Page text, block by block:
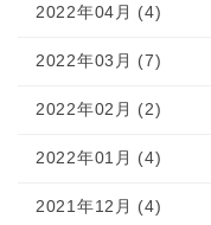
2022年04月 (4)
2022年03月 (7)
2022年02月 (2)
2022年01月 (4)
2021年12月 (4)